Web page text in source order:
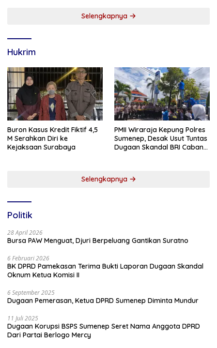
Selengkapnya
Hukrim
Buron Kasus Kredit Fiktif 4,5
M Serahkan Diri ke
Kejaksaan Surabaya
PMII Wiraraja Kepung Polres
Sumenep, Desak Usut Tuntas
Dugaan Skandal BRI Cabang
Selengkapnya
Politik
28 April 2026
Bursa PAW Menguat, Djuri Berpeluang Gantikan Suratno
6 Februari 2026
BK DPRD Pamekasan Terima Bukti Laporan Dugaan Skandal
Oknum Ketua Komisi II
6 September 2025
Dugaan Pemerasan, Ketua DPRD Sumenep Diminta Mundur
11 Juli 2025
Dugaan Korupsi BSPS Sumenep Seret Nama Anggota DPRD
Dari Partai Berlogo Mercy